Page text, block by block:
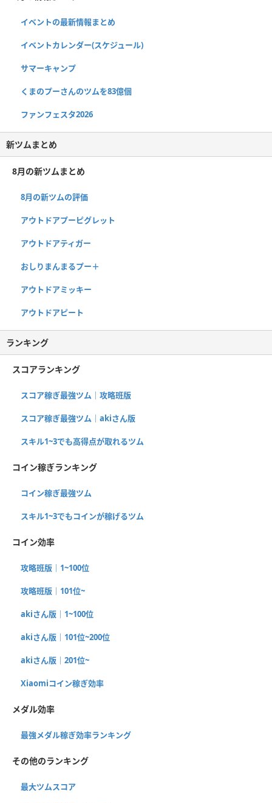
イベントの最新情報まとめ
イベントカレンダー(スケジュール)
サマーキャンプ
くまのプーさんのツムを83億個
ファンフェスタ2026
新ツムまとめ
8月の新ツムまとめ
8月の新ツムの評価
アウトドアプーピグレット
アウトドアティガー
おしりまんまるプー＋
アウトドアミッキー
アウトドアピート
ランキング
スコアランキング
スコア稼ぎ最強ツム｜攻略班版
スコア稼ぎ最強ツム｜akiさん版
スキル1~3でも高得点が取れるツム
コイン稼ぎランキング
コイン稼ぎ最強ツム
スキル1~3でもコインが稼げるツム
コイン効率
攻略班版｜1~100位
攻略班版｜101位~
akiさん版｜1~100位
akiさん版｜101位~200位
akiさん版｜201位~
Xiaomiコイン稼ぎ効率
メダル効率
最強メダル稼ぎ効率ランキング
その他のランキング
最大ツムスコア